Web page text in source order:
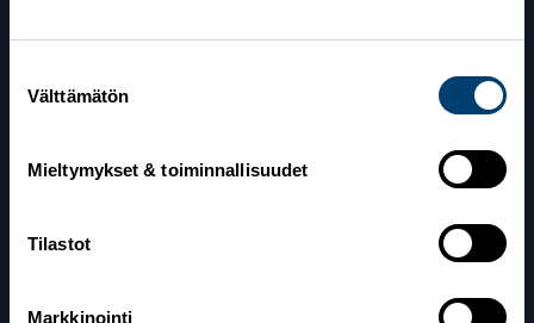
valinta
Välttämätön
Mieltymykset & toiminnallisuudet
Tilastot
Markkinointi
Suomen Hiihtoliitto